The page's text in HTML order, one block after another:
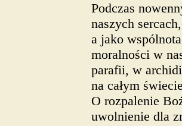
Podczas
naszych sercach,
a jako
moralności w
parafii, w
na całym
O rozpalenie
uwolnienie dla